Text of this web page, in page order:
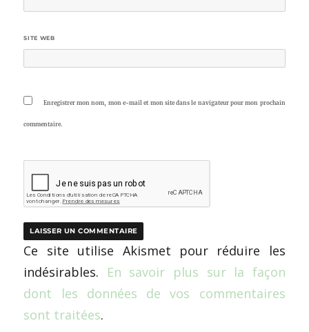
SITE WEB
Enregistrer mon nom, mon e-mail et mon site dans le navigateur pour mon prochain
commentaire.
Ce site utilise Akismet pour réduire les
indésirables. En savoir plus sur la façon
dont les données de vos commentaires
sont traitées.